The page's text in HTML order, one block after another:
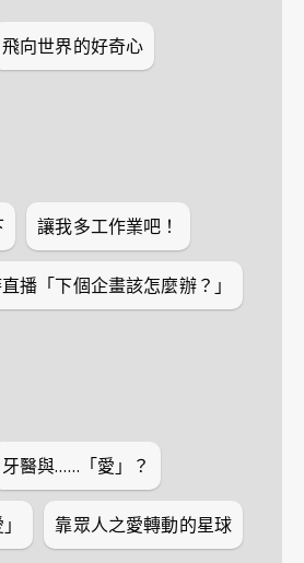
飛向世界的好奇心
讓我多工作業吧！
播「下個企畫該怎麼辦？」
牙醫與……「愛」？
靠眾人之愛轉動的星球